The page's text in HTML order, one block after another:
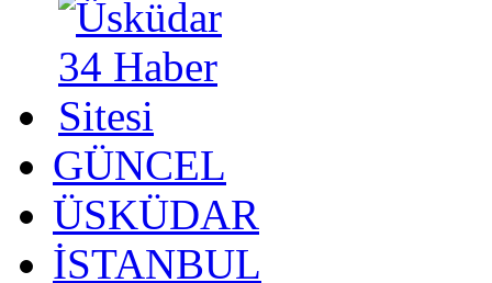
GÜNCEL
ÜSKÜDAR
İSTANBUL